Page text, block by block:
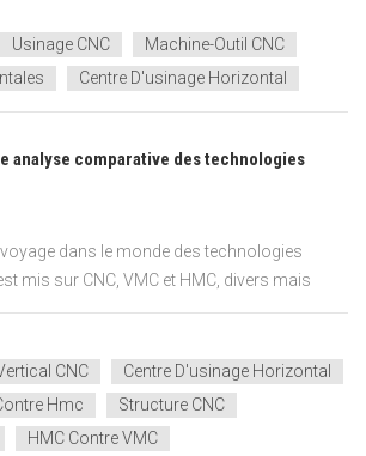
les avantages globaux sans coûts
la question demeure :...
Usinage CNC
Machine-Outil CNC
Centre D'usinage Horizontal
analyse comparative des technologies
dans le monde des technologies
mis sur CNC, VMC et HMC, divers mais
ils alimentent les industries, façonnant
Découvrez leur structure, leur
application, ainsi qu'une analyse...
CNC
Centre D'usinage Horizontal
Hmc
Structure CNC
HMC Contre VMC